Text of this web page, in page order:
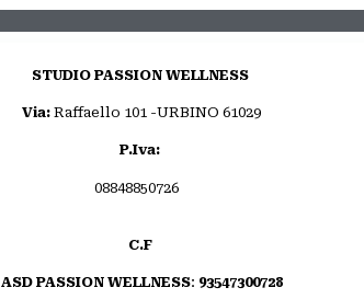
STUDIO PASSION WELLNESS
Via: Raffaello 101 -URBINO 61029
P.Iva:
08848850726
C.F
ASD PASSION WELLNESS: 93547300728